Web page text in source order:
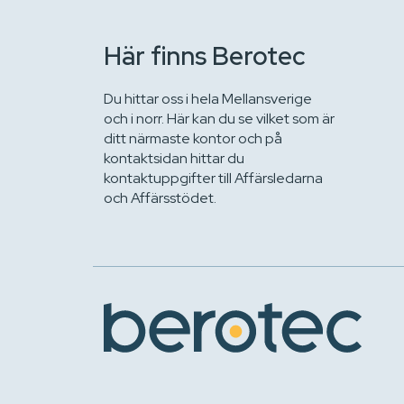
Här finns Berotec
Du hittar oss i hela Mellansverige
och i norr. Här kan du se vilket som är
ditt närmaste kontor och på
kontaktsidan hittar du
kontaktuppgifter till Affärsledarna
och Affärsstödet.